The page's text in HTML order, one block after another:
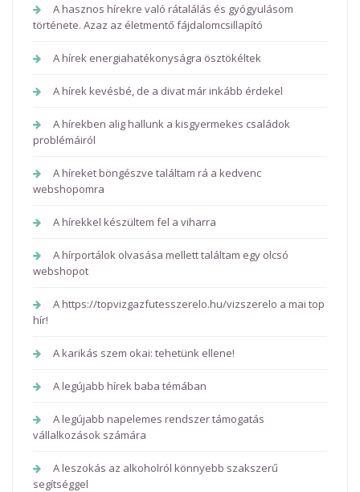
A hasznos hírekre való rátalálás és gyógyulásom
története. Azaz az életmentő fájdalomcsillapító
A hírek energiahatékonyságra ösztökéltek
A hírek kevésbé, de a divat már inkább érdekel
A hírekben alig hallunk a kisgyermekes családok
problémáiról
A híreket böngészve találtam rá a kedvenc
webshopomra
A hírekkel készültem fel a viharra
A hírportálok olvasása mellett találtam egy olcsó
webshopot
A https://topvizgazfutesszerelo.hu/vizszerelo a mai top
hír!
A karikás szem okai: tehetünk ellene!
A legújabb hírek baba témában
A legújabb napelemes rendszer támogatás
vállalkozások számára
A leszokás az alkoholról könnyebb szakszerű
segítséggel